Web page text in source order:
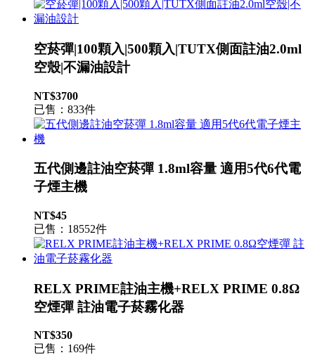
空菸彈|100顆入|500顆入|TUTX側面註油2.0ml
空殼|不漏油設計
NT$3700
已售：833件
五代側邊註油空菸彈 1.8ml容量 適用5代6代電
子煙主機
NT$45
已售：18552件
RELX PRIME註油主機+RELX PRIME 0.8Ω
空煙彈 註油電子菸霧化器
NT$350
已售：169件